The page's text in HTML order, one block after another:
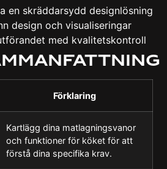
en skräddarsydd designlösning
design och visualiseringar
med kvalitetskontroll
Förklaring
Kartlägg dina matlagningsvanor
och funktioner för köket för att
förstå dina specifika krav.